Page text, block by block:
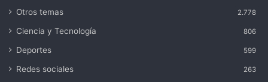
Otros temas 2.778
Ciencia y Tecnología 806
Deportes 599
Redes sociales 263